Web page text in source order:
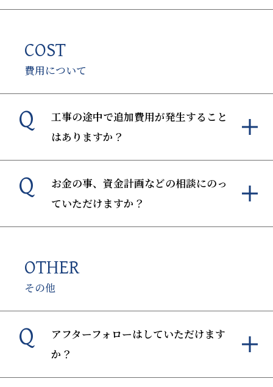
COST
費用について
Q
工事の途中で追加費用が発生すること
はありますか？
Q
お金の事、資金計画などの相談にのっ
ていただけますか？
OTHER
その他
Q
アフターフォローはしていただけます
か？